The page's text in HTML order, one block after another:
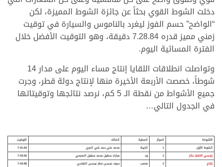
دخلت الشوط القوي بحثاً عن جائزة الشوط المميزة، لكن
“الواضح” حسم الفوز ليغرد بالناموس والسيارة في توقيت
زمني مميز قدره 7.28.84 دقيقة، وهو التوقيت الأفضل خلال
الفترة المسائية اليوم.
وتواصلت انطلاقات اللقايا إنتاج مساء اليوم على مدار 14
شوطاً، خصصت الأربعة الأخيرة منها لإنتاج دولة قطر، وجرت
جميع الأشواط من نقطة الـ 5 كم، نرصد نتائجها وتوقيتاتها
في الجدول التالي…
الأشواط المركز المطية المالك
التوقيت
الشوط الأول
1 الذيبة محمد علي حمد علي المري
7:41:84
رئيسي اللقايا بكار
2 ود مبارك سهيل محمد سهيل المحرمي
7:43:60
إنتاج
3 منصب سيف عيسى مطر عيسى الفلاحي 7:43:88